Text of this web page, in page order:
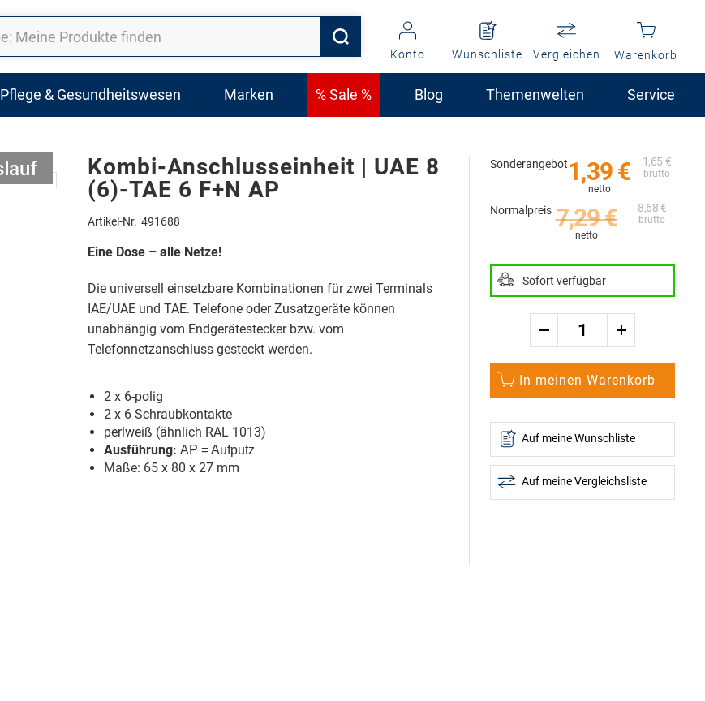
Konto Wunschliste Vergleichen Warenkorb
Pflege & Gesundheitswesen Marken % Sale % Blog Themenwelten Service
Sonderangebot
1,65 €
1,39 €
Normalpreis 8,68 €
7,29 €
Sofort verfügbar
In meinen Warenkorb
Auf meine Wunschliste
Auf meine Vergleichsliste
Kombi-Anschlusseinheit | UAE 8
(6)-TAE 6 F+N AP
Artikel-Nr. 491688
Eine Dose – alle Netze!
Die universell einsetzbare Kombinationen für zwei Terminals
IAE/UAE und TAE. Telefone oder Zusatzgeräte können
unabhängig vom Endgerätestecker bzw. vom
Telefonnetzanschluss gesteckt werden.
2 x 6-polig
2 x 6 Schraubkontakte
perlweiß (ähnlich RAL 1013)
Ausführung:AP = Aufputz
Maße: 65 x 80 x 27 mm